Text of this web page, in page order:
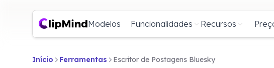
Modelos Funcionalidades Recursos
Início Ferramentas Escritor de Postagens Bluesky